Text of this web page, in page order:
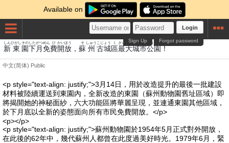
Available on
Login
Forgot password
Sign Up
新
しん
東
ひがし
園
その
下
した
月
がつ
免
めん
費
ひ
開放
かいほう
， 蘇
そ
州
しゅう
古城
こじょう
區
く
最大
さいだい
城市
じょうし
公園
こうえん
！
中文(简体) Public
<p style="text-align: justify;">3月14日，用於改造提升的最後一批建設
材料被陸續運送到東園內，全新改造的東園（蘇州動物園舊址區域）即
將揭開她的神秘面紗，六大功能區將華麗呈現，並連通東園其他區域，
於下月底以全新的姿態面向所有市民免費開放。</p>
<p></p>
<p style="text-align: justify;">蘇州動物園於1954年5月正式對外開放，
在此後的62年中，幾代蘇州人都曾在此度過美好時光。1979年6月，緊